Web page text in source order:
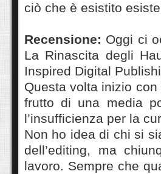
ciò che è esistito
Recensione: Oggi ci
La Rinascita degli
Inspired Digital
Questa volta inizio
frutto di una media
l’insufficienza per la
Non ho idea di chi si
dell’editing, ma
lavoro. Sempre che